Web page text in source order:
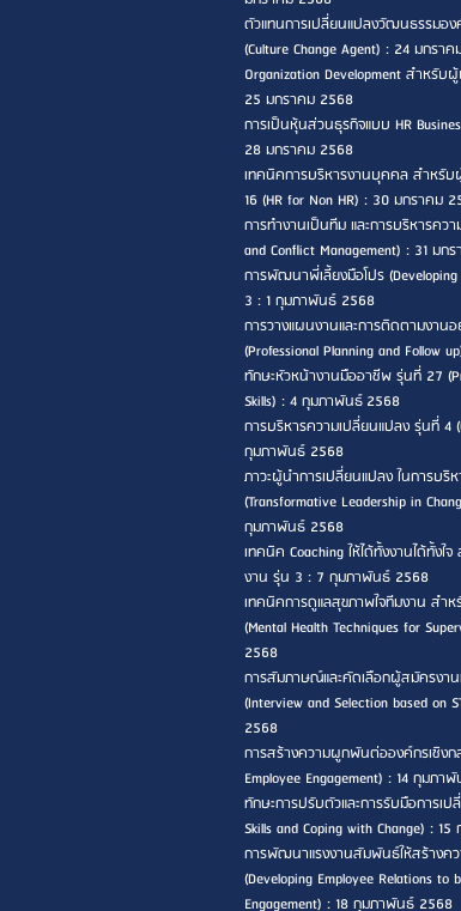
ตัวแทนการเปลี่ยนแปลงวัฒนธรรมอ
(Culture Change Agent) : 24 มกรา
Organization Development สำหรับ
25 มกราคม 2568
การเป็นหุ้นส่วนธุรกิจแบบ HR
28 มกราคม 2568
เทคนิคการบริหารงานบุคคล สำหรั
16 (HR for Non HR) : 30 มกราคม
การทำงานเป็นทีม และการบริหารคว
and Conflict Management) : 31 มก
การพัฒนาพี่เลี้ยงมือโปร
3 : 1 กุมภาพันธ์ 2568
การวางแผนงานและการติดตามงาน
(Professional Planning and
ทักษะหัวหน้างานมืออาชีพ รุ่นที่ 27
Skills) : 4 กุมภาพันธ์ 2568
การบริหารความเปลี่ยนแปลง รุ่นที่ 4
กุมภาพันธ์ 2568
ภาวะผู้นำการเปลี่ยนแปลง ในการบริ
(Transformative Leadership in
กุมภาพันธ์ 2568
เทคนิค Coaching ให้ได้ทั้งงานได้ทั้งใ
งาน รุ่น 3 : 7 กุมภาพันธ์ 2568
เทคนิคการดูแลสุขภาพใจทีมงาน สำ
(Mental Health Techniques for
2568
การสัมภาษณ์และคัดเลือกผู้สมัครงาน
(Interview and Selection based on
2568
การสร้างความผูกพันต่อองค์กรเชิง
Employee Engagement) : 14 กุมภา
ทักษะการปรับตัวและการรับมือการเ
Skills and Coping with Change) :
การพัฒนาแรงงานสัมพันธ์ให้สร้าง
(Developing Employee Relations to
Engagement) : 18 กุมภาพันธ์ 2568